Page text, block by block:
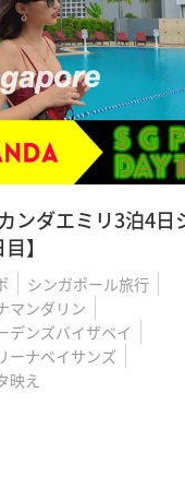
ンダエミリ3泊4日
】
シンガポール旅行
マンダリン
デンズバイザベイ
ーナベイサンズ
映え